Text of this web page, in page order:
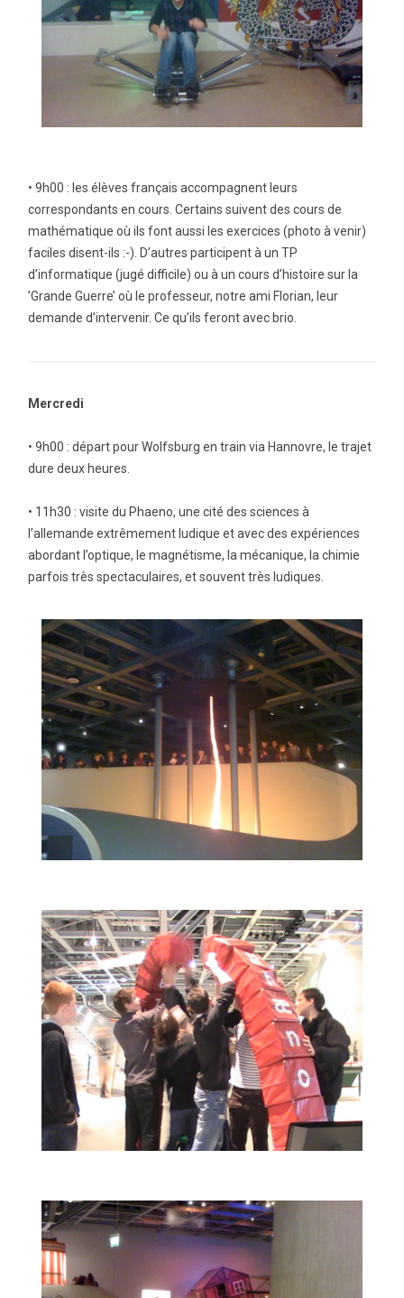
• 9h00 : les élèves français accompagnent leurs
correspondants en cours. Certains suivent des cours de
mathématique où ils font aussi les exercices (photo à venir)
faciles disent-ils :-). D’autres participent à un TP
d’informatique (jugé difficile) ou à un cours d’histoire sur la
’Grande Guerre’ où le professeur, notre ami Florian, leur
demande d’intervenir. Ce qu’ils feront avec brio.
Mercredi
• 9h00 : départ pour Wolfsburg en train via Hannovre, le trajet
dure deux heures.
• 11h30 : visite du Phaeno, une cité des sciences à
l’allemande extrêmement ludique et avec des expériences
abordant l’optique, le magnétisme, la mécanique, la chimie
parfois très spectaculaires, et souvent très ludiques.